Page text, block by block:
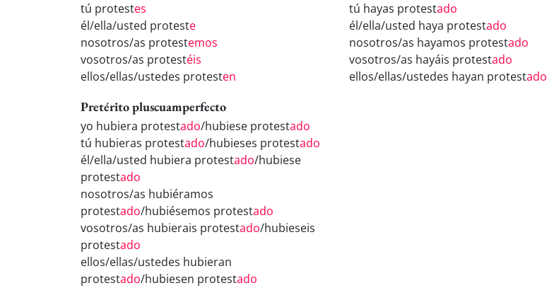
tú protestes
él/ella/usted proteste
nosotros/as protestemos
vosotros/as protestéis
ellos/ellas/ustedes protesten
tú hayas protestado
él/ella/usted haya protestado
nosotros/as hayamos protestado
vosotros/as hayáis protestado
ellos/ellas/ustedes hayan protestado
Pretérito pluscuamperfecto
yo hubiera protestado/hubiese protestado
tú hubieras protestado/hubieses protestado
él/ella/usted hubiera protestado/hubiese
protestado
nosotros/as hubiéramos
protestado/hubiésemos protestado
vosotros/as hubierais protestado/hubieseis
protestado
ellos/ellas/ustedes hubieran
protestado/hubiesen protestado